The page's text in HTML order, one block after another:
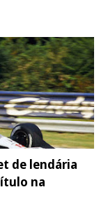
de lendária
na